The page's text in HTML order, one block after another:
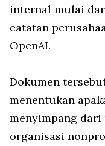
internal mulai
catatan
OpenAI.
Dokumen
menentukan
menyimpang dari
organisasi